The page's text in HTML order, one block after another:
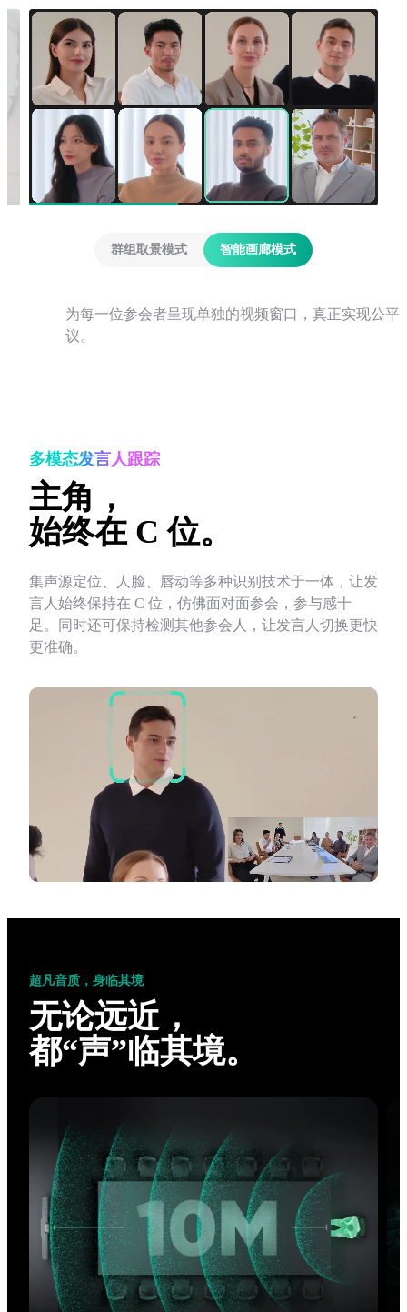
群组取景模式 智能画廊模式
为每一位参会者呈现单独的视频窗口，真正实现公平
议。
多模态发言人跟踪
主角，
始终在 C 位。
集声源定位、人脸、唇动等多种识别技术于一体，让发
言人始终保持在 C 位，仿佛面对面参会，参与感十
足。同时还可保持检测其他参会人，让发言人切换更快
更准确。
超凡音质，身临其境
任意环境，
应对自如。